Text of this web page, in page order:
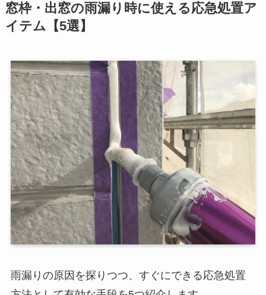
窓枠・出窓の雨漏り時に使える応急処置ア
イテム【5選】
雨漏りの原因を探りつつ、すぐにできる応急処置